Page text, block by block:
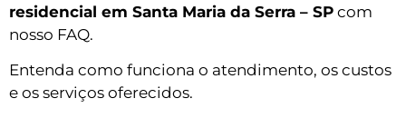
residencial em Santa Maria da Serra – SP com
nosso FAQ.
Entenda como funciona o atendimento, os custos
e os serviços oferecidos.